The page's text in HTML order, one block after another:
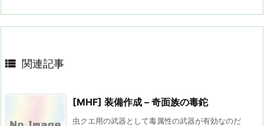
 関連記事
[MHF] 装備作成 – 奇面族の毒鉈
虫クエ用の武器として毒属性の武器が有効なのだ